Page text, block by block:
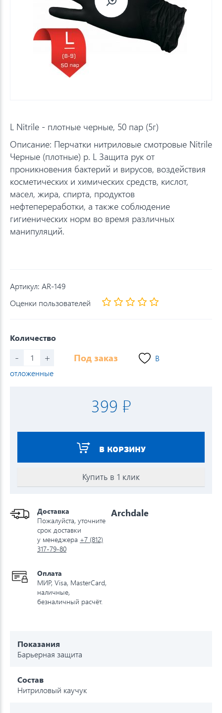
L Nitrile - плотные черные, 50 пар (5г)
Описание: Перчатки нитриловые смотровые Nitrile
Черные (плотные) р. L Защита рук от
проникновения бактерий и вирусов, воздействия
косметических и химических средств, кислот,
масел, жира, спирта, продуктов
нефтепереработки, а также соблюдение
гигиенических норм во время различных
манипуляций.
Артикул: AR-149
Оценки пользователей
Количество
- + Под заказ
В
отложенные
399 ₽
В КОРЗИНУ
Купить в 1 клик
Доставка
Пожалуйста, уточните
срок доставки
у менеджера +7 (812)
317-79-80
Оплата
МИР, Visa, MasterCard,
наличные,
безналичный расчёт.
Archdale
Показания
Барьерная защита
Состав
Нитриловый каучук